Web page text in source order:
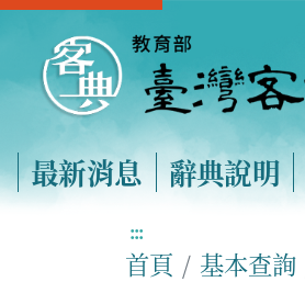
最新消息 辭典說明
:::
首頁 基本查詢